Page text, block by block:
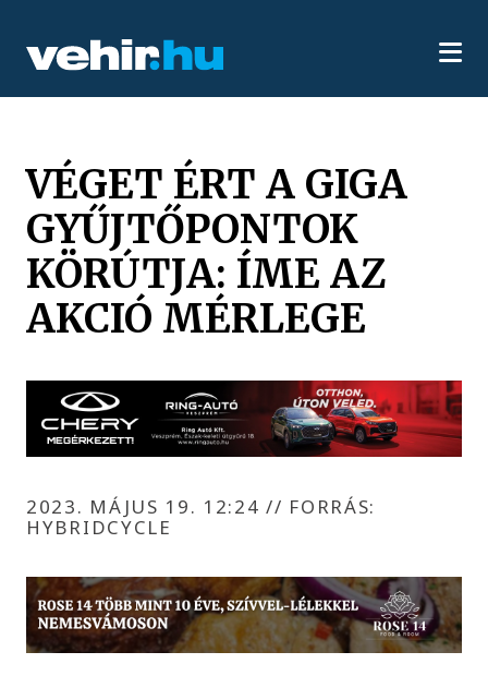
VÉGET ÉRT A GIGA
GYŰJTŐPONTOK
KÖRÚTJA: ÍME AZ
AKCIÓ MÉRLEGE
2023. MÁJUS 19. 12:24// FORRÁS:
HYBRIDCYCLE